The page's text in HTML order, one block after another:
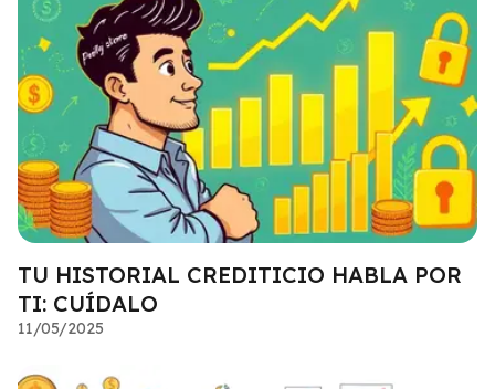
TU HISTORIAL CREDITICIO HABLA POR
TI: CUÍDALO
11/05/2025